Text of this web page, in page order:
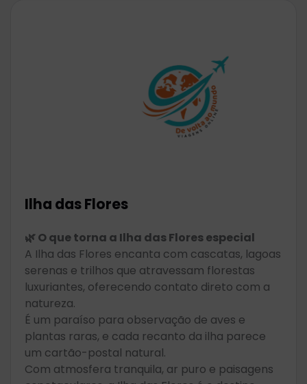
Ilha das Flores
🌿 O que torna a Ilha das Flores especial
A Ilha das Flores encanta com cascatas, lagoas
serenas e trilhos que atravessam florestas
luxuriantes, oferecendo contato direto com a
natureza.
É um paraíso para observação de aves e
plantas raras, e cada recanto da ilha parece
um cartão-postal natural.
Com atmosfera tranquila, ar puro e paisagens